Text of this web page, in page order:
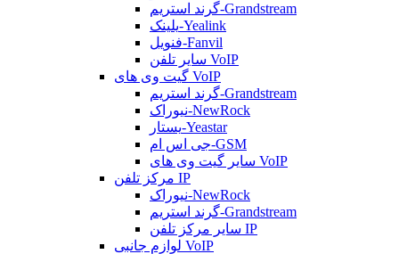
گرند استریم-Grandstream
یلینک-Yealink
فنویل-Fanvil
سایر تلفن VoIP
گیت وی های VoIP
گرند استریم-Grandstream
نیوراک-NewRock
یستار-Yeastar
جی اس ام-GSM
سایر گیت وی های VoIP
مرکز تلفن IP
نیوراک-NewRock
گرند استریم-Grandstream
سایر مرکز تلفن IP
لوازم جانبی VoIP